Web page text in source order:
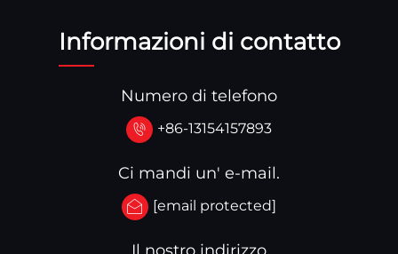
Informazioni di contatto
Numero di telefono
+86-13154157893
Ci mandi un' e-mail.
[email protected]